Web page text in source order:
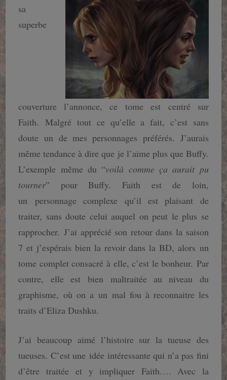
sa
superbe
couverture l’annonce, ce tome est centré sur
Faith. Malgré tout ce qu’elle a fait, c’est sans
doute un de mes personnages préférés. J’aurais
même tendance à dire que je l’aime plus que Buffy.
L’exemple même du “voilà comme ça aurait pu
tourner” pour Buffy. Faith est de loin,
un personnage complexe qu’il est plaisant de
traiter, sans doute celui auquel on peut le plus se
rapprocher. J’ai apprécié son retour dans la saison
7 et j’espérais bien la revoir dans la BD, alors un
tome complet consacré à elle, c’est le bonheur. Par
contre, elle est bien maltraitée au niveau du
graphisme, où on a un mal fou à reconnaitre les
traits d’Eliza Dushku.
J’ai beaucoup aimé l’histoire sur la tueuse des
tueuses. C’est une idée intéressante qui n’a pas fini
d’être traitée et y impliquer Faith…. Avec la